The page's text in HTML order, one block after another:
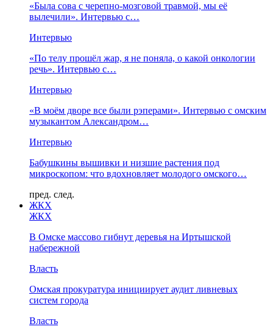
«Была сова с черепно-мозговой травмой, мы её
вылечили». Интервью с…
Интервью
«По телу прошёл жар, я не поняла, о какой онкологии
речь». Интервью с…
Интервью
«В моём дворе все были рэперами». Интервью с омским
музыкантом Александром…
Интервью
Бабушкины вышивки и низшие растения под
микроскопом: что вдохновляет молодого омского…
пред. след.
ЖКХ
ЖКХ
В Омске массово гибнут деревья на Иртышской
набережной
Власть
Омская прокуратура инициирует аудит ливневых
систем города
Власть